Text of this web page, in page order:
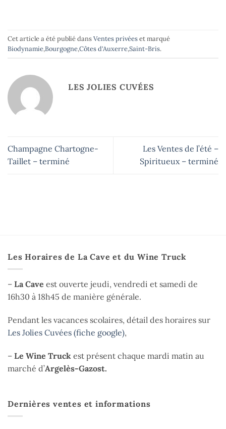
Cet article a été publié dansVentes privéeset marqué
Biodynamie,Bourgogne,Côtes d'Auxerre,Saint-Bris.
LES JOLIES CUVÉES
Champagne Chartogne-
Taillet – terminé
Les Ventes de l’été –
Spiritueux – terminé
Les Horaires de La Cave et du Wine Truck
– La Cave est ouverte jeudi, vendredi et samedi de
16h30 à 18h45 de manière générale.
Pendant les vacances scolaires, détail des horaires sur
Les Jolies Cuvées (fiche google),
– Le Wine Truck est présent chaque mardi matin au
marché d’Argelès-Gazost.
Dernières ventes et informations